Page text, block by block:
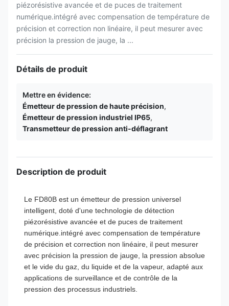
piézorésistive avancée et de puces de traitement
numérique.intégré avec compensation de température de
précision et correction non linéaire, il peut mesurer avec
précision la pression de jauge, la ...
Détails de produit
Mettre en évidence:
Émetteur de pression de haute précision,
Émetteur de pression industriel IP65,
Transmetteur de pression anti-déflagrant
Description de produit
Le FD80B est un émetteur de pression universel
intelligent, doté d'une technologie de détection
piézorésistive avancée et de puces de traitement
numérique.intégré avec compensation de température
de précision et correction non linéaire, il peut mesurer
avec précision la pression de jauge, la pression absolue
et le vide du gaz, du liquide et de la vapeur, adapté aux
applications de surveillance et de contrôle de la
pression des processus industriels.